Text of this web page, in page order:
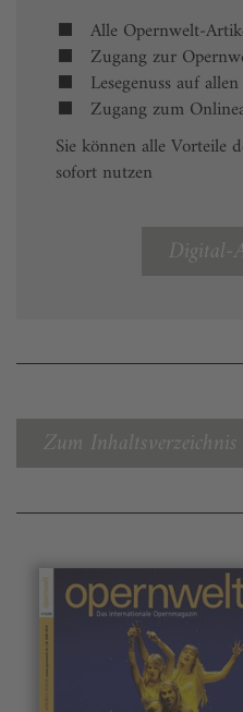
Alle Opernwelt-
Zugang zur
Lesegenuss auf
Zugang zum
Sie können alle Vorteile
sofort nutzen
Digital-
Zum Inhaltsverzeichnis